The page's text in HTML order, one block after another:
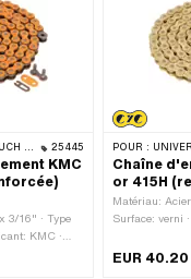
TOMOS · BYE BIKE 25445
KMC
3/16" · Type
KMC ·
verni ·
POUR : UNIVERSEL · PUCH · SACHS · PONY /
Chaîne
or 415H
Matériau:
Surface: verni
Circonférence
EUR 40.20